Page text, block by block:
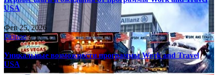
USA
Фев 25, 2026
Разное
Уникальные возможности программы Work and Travel
USA